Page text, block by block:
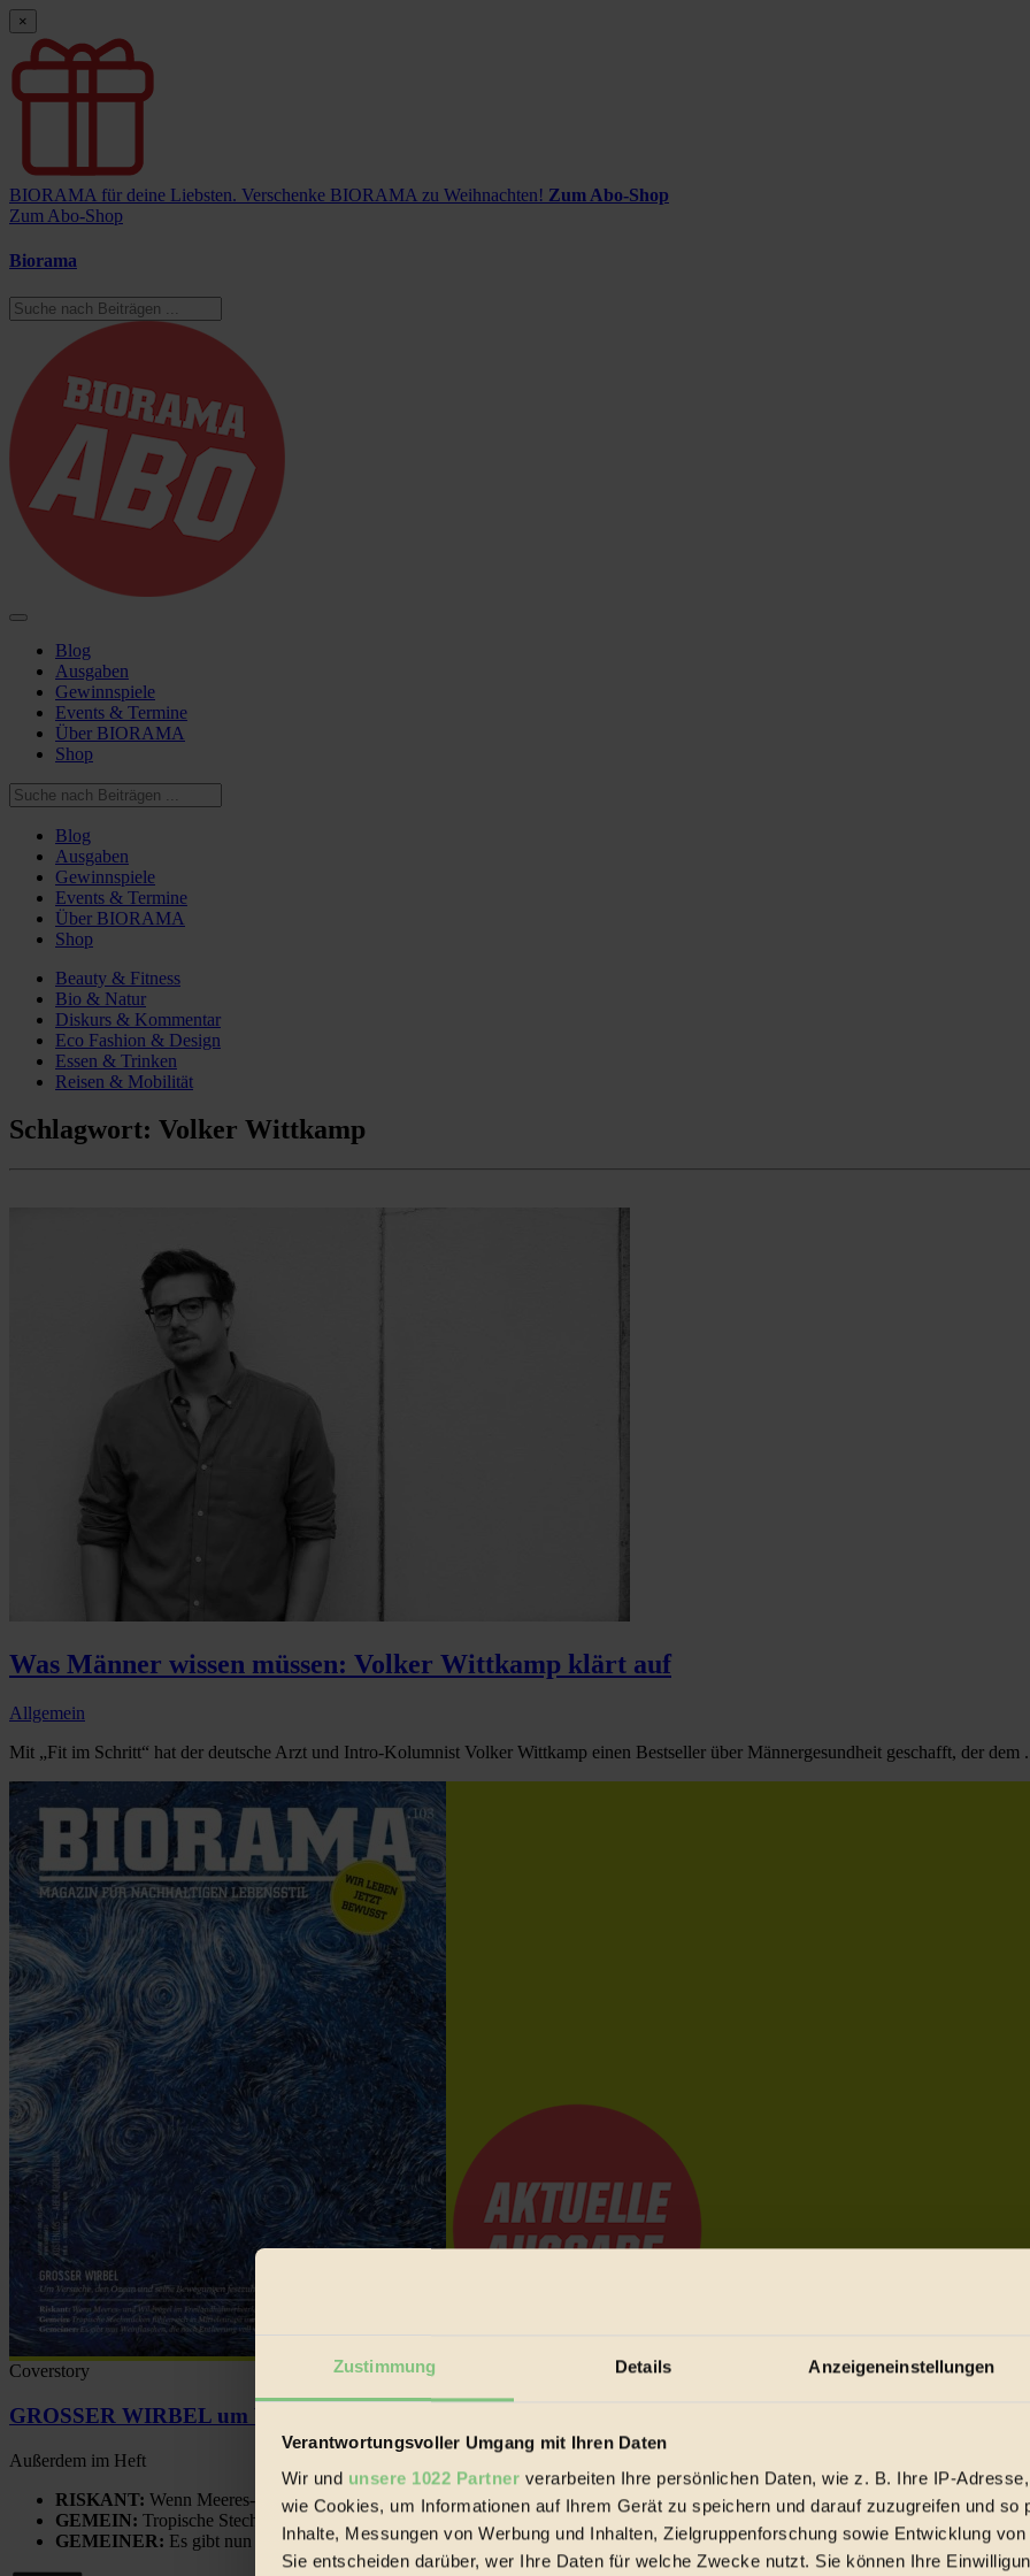
Zustimmung Details Anzeigeneinstellungen
Verantwortungsvoller Umgang mit Ihren Daten
Wir und unsere 1022 Partner verarbeiten Ihre persönlichen Daten, wie z. B. Ihre IP-
wie Cookies, um Informationen auf Ihrem Gerät zu speichern und darauf zuzugreifen und so
Inhalte, Messungen von Werbung und Inhalten, Zielgruppenforschung sowie Entwicklung
Sie entscheiden darüber, wer Ihre Daten für welche Zwecke nutzt. Sie können Ihre
×
BIORAMA für deine Liebsten. Verschenke BIORAMA zu Weihnachten! Zum Abo-Shop
Zum Abo-Shop
Biorama
Blog
Ausgaben
Gewinnspiele
Events & Termine
Über BIORAMA
Shop
Blog
Ausgaben
Gewinnspiele
Events & Termine
Über BIORAMA
Shop
Beauty & Fitness
Bio & Natur
Diskurs & Kommentar
Eco Fashion & Design
Essen & Trinken
Reisen & Mobilität
Schlagwort: Volker Wittkamp
Was Männer wissen müssen: Volker Wittkamp klärt auf
Allgemein
Mit „Fit im Schritt“ hat der deutsche Arzt und Intro-Kolumnist Volker Wittkamp einen Bestseller über Männergesundheit geschafft, der dem
Coverstory
GROSSER WIRBEL um Versuche, den Ozean und seine Bewegungen festzuhalten.
Außerdem im Heft
RISKANT: Wenn Meeres- und Wildvögel im Freilandhühnerbetrieb vorbeischauen.
GEMEIN: Tropische Stechmücken fühlen sich in Mitteleuropa inziwschen oft zu Hause.
GEMEINER: Es gibt nun Weinflaschen, die nach Entleerung voll wieder zu dir zurückkommen.